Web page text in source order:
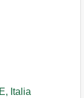
Italia